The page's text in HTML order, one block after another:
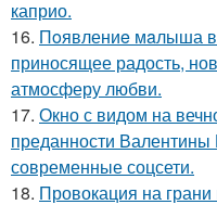
каприо.
16. Пoявлениe мaлыша в
приносящее радость,
атмосферу любви.
17. Окно с видом на
преданности Валентины
современные соцсети.
18. Провокация на